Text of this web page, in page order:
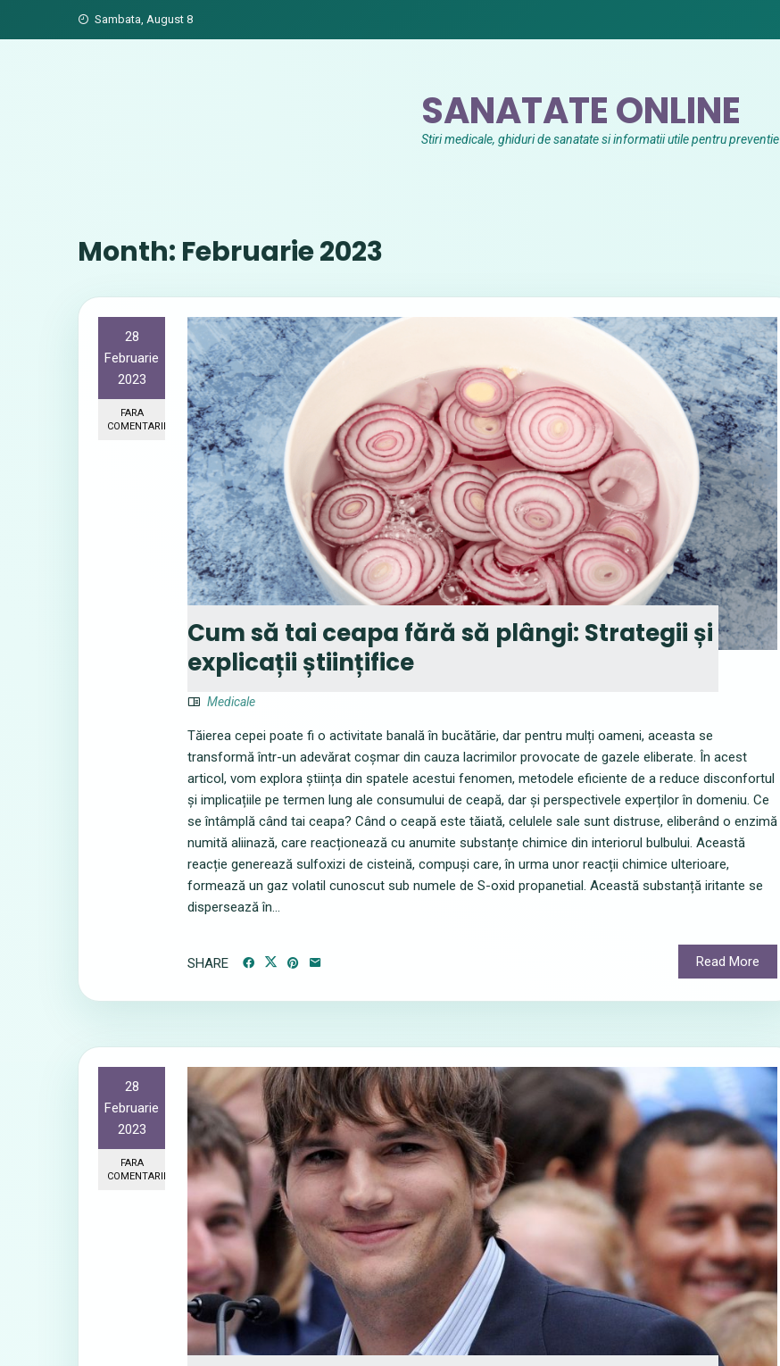
Sambata, August 8
SANATATE ONLINE
Stiri medicale, ghiduri de sanatate si informatii utile pentru preventie
Month: Februarie 2023
28
Februarie
2023
FARA
COMENTARII
Cum să tai ceapa fără să plângi: Strategii și
explicații științifice
Medicale
Tăierea cepei poate fi o activitate banală în bucătărie, dar pentru mulți oameni, aceasta se
transformă într-un adevărat coșmar din cauza lacrimilor provocate de gazele eliberate. În acest
articol, vom explora știința din spatele acestui fenomen, metodele eficiente de a reduce disconfortul
și implicațiile pe termen lung ale consumului de ceapă, dar și perspectivele experților în domeniu. Ce
se întâmplă când tai ceapa? Când o ceapă este tăiată, celulele sale sunt distruse, eliberând o enzimă
numită aliinază, care reacționează cu anumite substanțe chimice din interiorul bulbului. Această
reacție generează sulfoxizi de cisteină, compuși care, în urma unor reacții chimice ulterioare,
formează un gaz volatil cunoscut sub numele de S-oxid propanetial. Această substanță iritante se
dispersează în...
Read More
SHARE
28
Februarie
2023
FARA
COMENTARII